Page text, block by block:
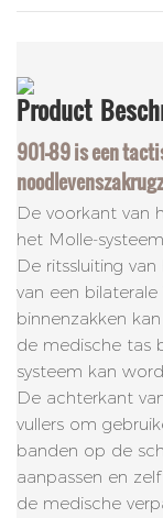
Product
901-89 is een
De voorkant van
het Molle-
De ritssluiting
van een
binnenzakken
de medische tas
systeem kan
De achterkant
vullers om
banden op de
aanpassen en
de medische